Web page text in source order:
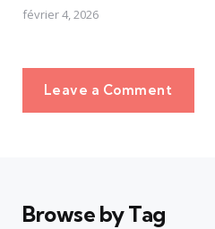
février 4, 2026
Leave a Comment
Browse by Tag